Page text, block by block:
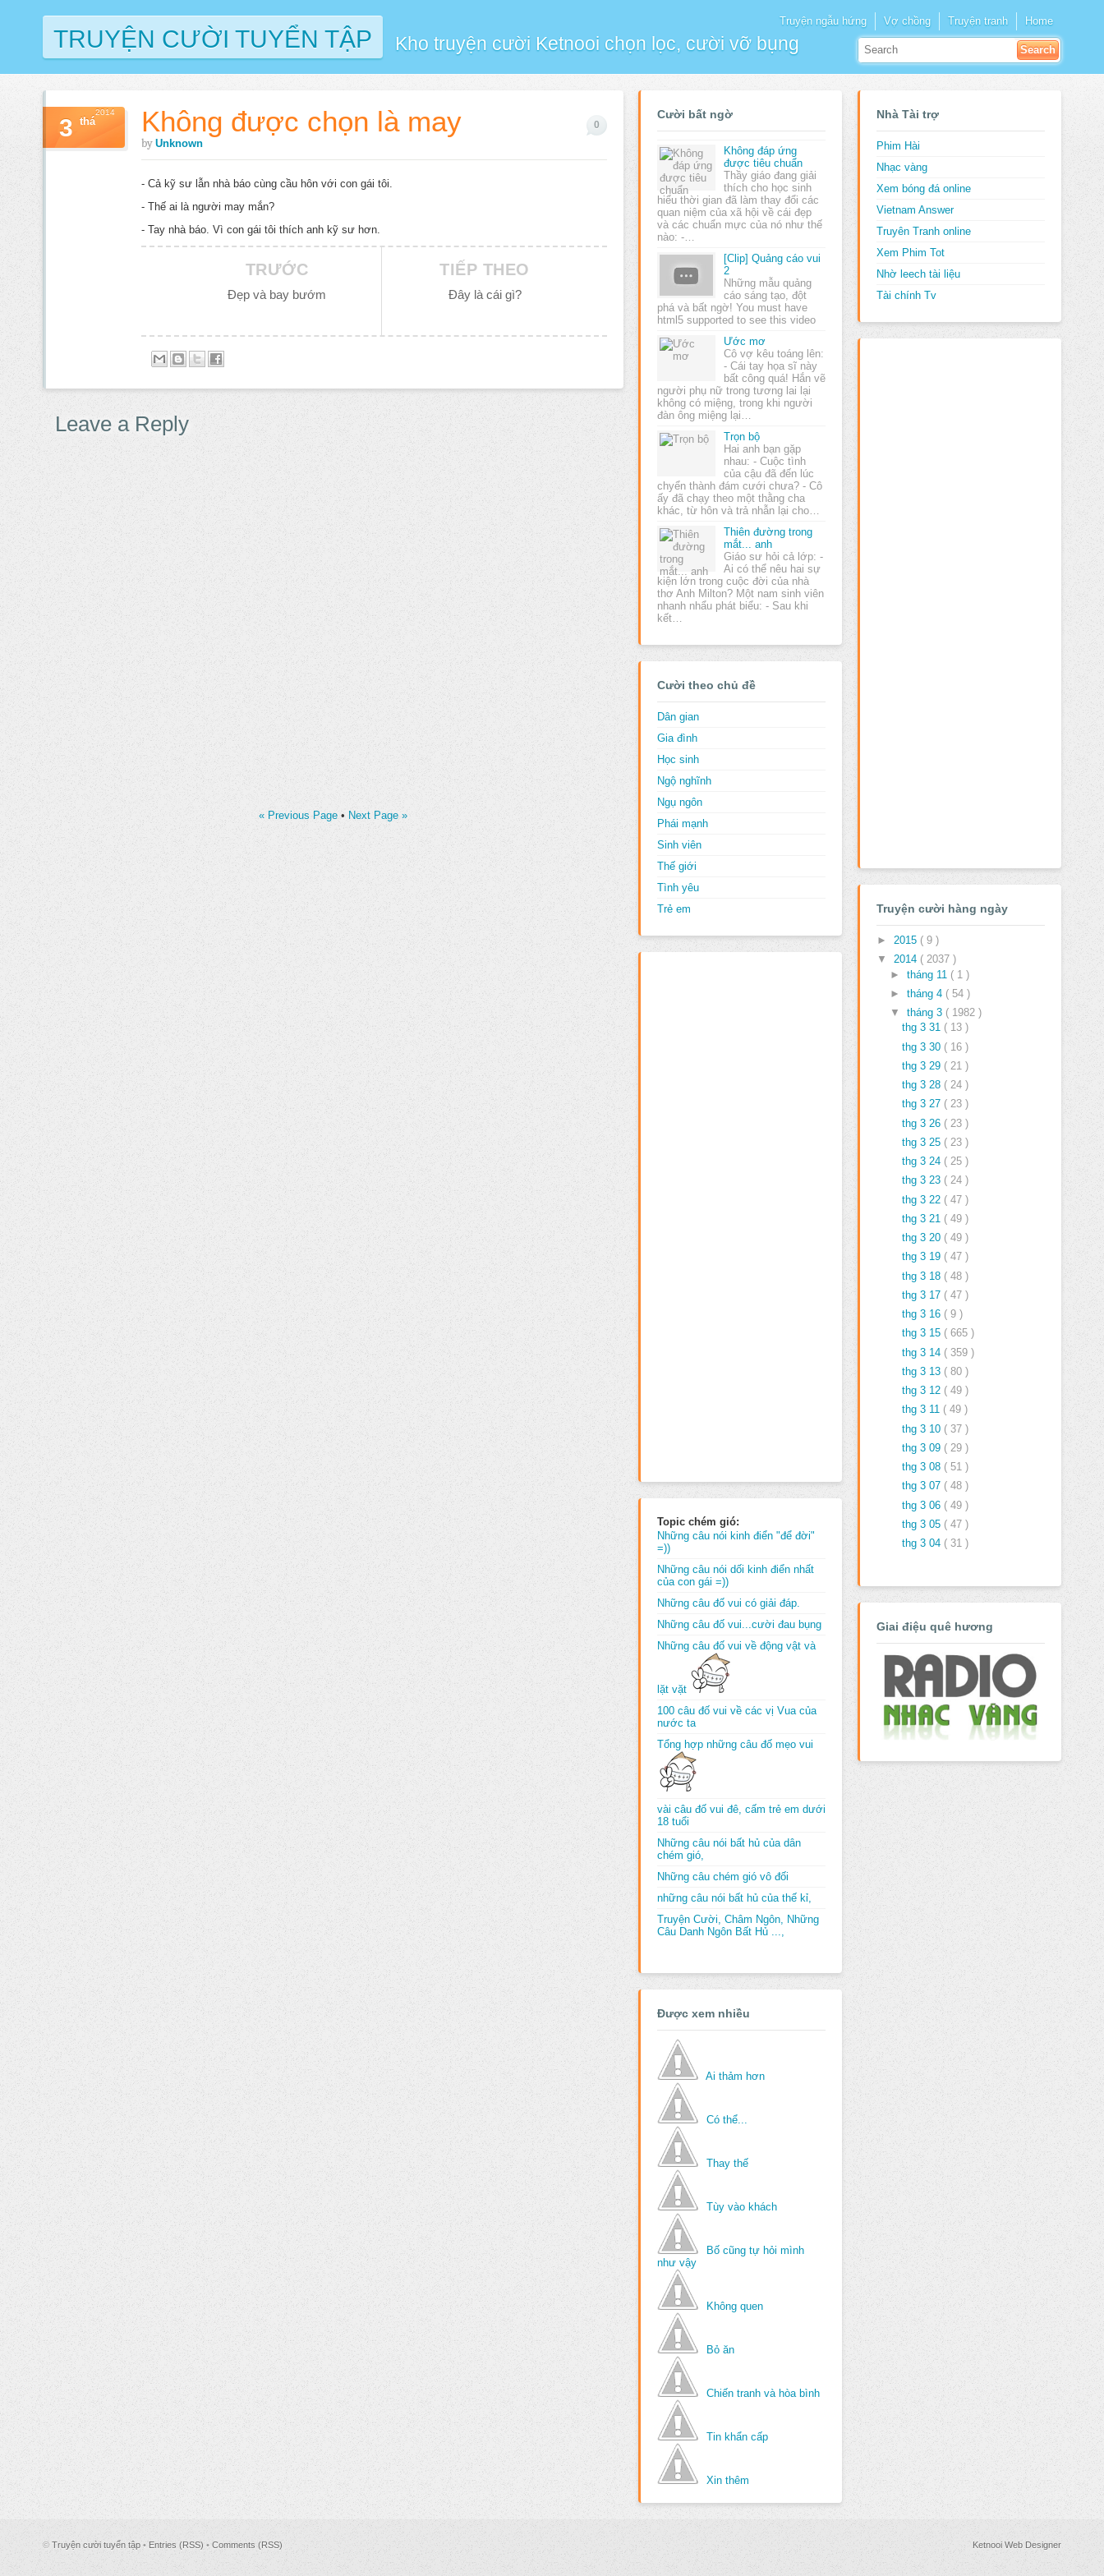
TRUYỆN CƯỜI TUYỂN TẬP Kho truyện cười Ketnooi chọn lọc, cười vỡ bụng
Truyện ngẫu hứng Vợ chồng Truyện tranh Home
Không được chọn là may
by Unknown
3 thá
2014
0
- Cả kỹ sư lẫn nhà báo cùng cầu hôn với con gái tôi.
- Thế ai là người may mắn?
- Tay nhà báo. Vì con gái tôi thích anh kỹ sư hơn.
TIẾP THEO
Đây là cái gì?
TRƯỚC
Đẹp và bay bướm
Leave a Reply
« Previous Page • Next Page »
Cười bất ngờ
Không đáp ứng
được tiêu chuẩn
Thầy giáo đang giải
thích cho học sinh
hiểu thời gian đã làm thay đổi các
quan niệm của xã hội về cái đẹp
và các chuẩn mực của nó như thế
nào: -…
[Clip] Quảng cáo vui
2
Những mẫu quảng
cáo sáng tạo, đột
phá và bất ngờ! You must have
html5 supported to see this video
Ước mơ
Cô vợ kêu toáng lên:
- Cái tay họa sĩ này
bất công quá! Hắn vẽ
người phụ nữ trong tương lai lại
không có miệng, trong khi người
đàn ông miệng lại…
Trọn bộ
Hai anh bạn gặp
nhau: - Cuộc tình
của cậu đã đến lúc
chyển thành đám cưới chưa? - Cô
ấy đã chạy theo một thằng cha
khác, từ hôn và trả nhẫn lại cho…
Thiên đường trong
mắt... anh
Giáo sư hỏi cả lớp: -
Ai có thể nêu hai sự
kiện lớn trong cuộc đời của nhà
thơ Anh Milton? Một nam sinh viên
nhanh nhẩu phát biểu: - Sau khi
kết…
Cười theo chủ đề
Dân gian
Gia đình
Học sinh
Ngộ nghĩnh
Ngụ ngôn
Phái mạnh
Sinh viên
Thế giới
Tình yêu
Trẻ em
Topic chém gió:
Những câu nói kinh điển "để đời"
=))
Những câu nói dối kinh điển nhất
của con gái =))
Những câu đố vui có giải đáp.
Những câu đố vui...cười đau bụng
Những câu đố vui về động vật và
lặt vặt
100 câu đố vui về các vị Vua của
nước ta
Tổng hợp những câu đố mẹo vui
vài câu đố vui đê, cấm trẻ em dưới
18 tuổi
Những câu nói bất hủ của dân
chém gió,
Những câu chém gió vô đối
những câu nói bất hủ của thế kỉ,
Truyện Cười, Châm Ngôn, Những
Câu Danh Ngôn Bất Hủ ...,
Được xem nhiều
Ai thảm hơn
Có thể...
Thay thế
Tùy vào khách
Bố cũng tự hỏi mình
như vậy
Không quen
Bỏ ăn
Chiến tranh và hòa bình
Tin khẩn cấp
Xin thêm
Nhà Tài trợ
Phim Hài
Nhạc vàng
Xem bóng đá online
Vietnam Answer
Truyên Tranh online
Xem Phim Tot
Nhờ leech tài liệu
Tài chính Tv
Truyện cười hàng ngày
► 2015 ( 9 )
▼ 2014 ( 2037 )
► tháng 11 ( 1 )
► tháng 4 ( 54 )
▼ tháng 3 ( 1982 )
thg 3 31 ( 13 )
thg 3 30 ( 16 )
thg 3 29 ( 21 )
thg 3 28 ( 24 )
thg 3 27 ( 23 )
thg 3 26 ( 23 )
thg 3 25 ( 23 )
thg 3 24 ( 25 )
thg 3 23 ( 24 )
thg 3 22 ( 47 )
thg 3 21 ( 49 )
thg 3 20 ( 49 )
thg 3 19 ( 47 )
thg 3 18 ( 48 )
thg 3 17 ( 47 )
thg 3 16 ( 9 )
thg 3 15 ( 665 )
thg 3 14 ( 359 )
thg 3 13 ( 80 )
thg 3 12 ( 49 )
thg 3 11 ( 49 )
thg 3 10 ( 37 )
thg 3 09 ( 29 )
thg 3 08 ( 51 )
thg 3 07 ( 48 )
thg 3 06 ( 49 )
thg 3 05 ( 47 )
thg 3 04 ( 31 )
Giai điệu quê hương
© Truyện cười tuyển tập • Entries (RSS) • Comments (RSS) Ketnooi Web Designer